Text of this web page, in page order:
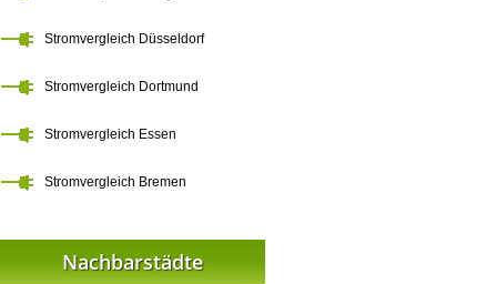
Stromvergleich Düsseldorf
Stromvergleich Dortmund
Stromvergleich Essen
Stromvergleich Bremen
Nachbarstädte